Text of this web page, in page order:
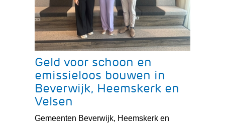
Geld voor schoon en
emissieloos bouwen in
Beverwijk, Heemskerk en
Velsen
Gemeenten Beverwijk, Heemskerk en